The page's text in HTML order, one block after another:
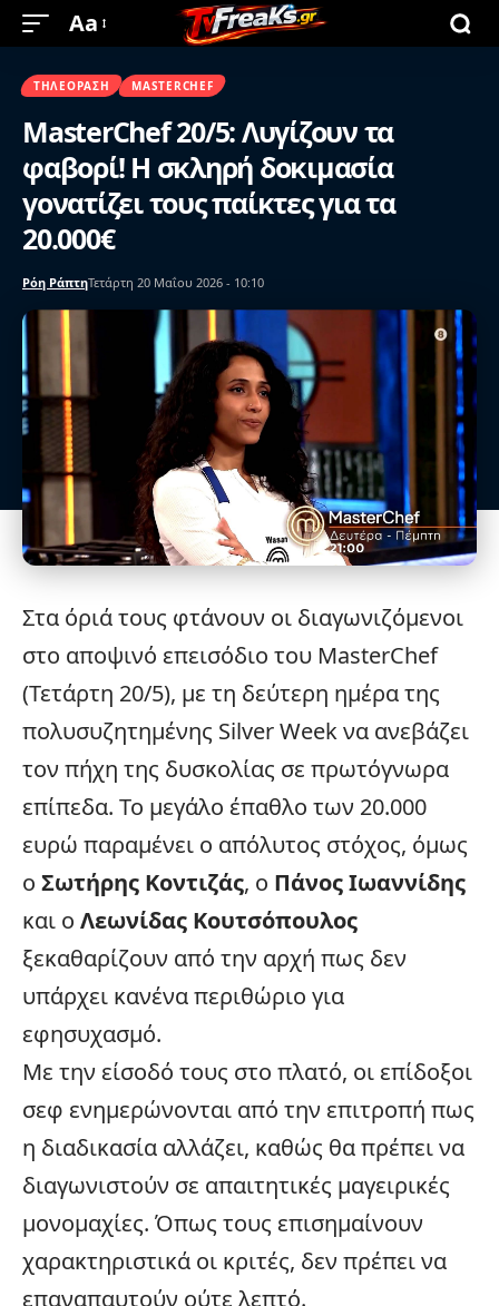
Aa
ΤΗΛΕΌΡΑΣΗ MASTERCHEF
MasterChef 20/5: Λυγίζουν τα
φαβορί! Η σκληρή δοκιμασία
γονατίζει τους παίκτες για τα
20.000€
Ρόη ΡάπτηΤετάρτη 20 Μαΐου 2026 - 10:10
Στα όριά τους φτάνουν οι διαγωνιζόμενοι
στο αποψινό επεισόδιο του MasterChef
(Τετάρτη 20/5), με τη δεύτερη ημέρα της
πολυσυζητημένης Silver Week να ανεβάζει
τον πήχη της δυσκολίας σε πρωτόγνωρα
επίπεδα. Το μεγάλο έπαθλο των 20.000
ευρώ παραμένει ο απόλυτος στόχος, όμως
ο Σωτήρης Κοντιζάς, ο Πάνος Ιωαννίδης
και ο Λεωνίδας Κουτσόπουλος
ξεκαθαρίζουν από την αρχή πως δεν
υπάρχει κανένα περιθώριο για
εφησυχασμό.
Με την είσοδό τους στο πλατό, οι επίδοξοι
σεφ ενημερώνονται από την επιτροπή πως
η διαδικασία αλλάζει, καθώς θα πρέπει να
διαγωνιστούν σε απαιτητικές μαγειρικές
μονομαχίες. Όπως τους επισημαίνουν
χαρακτηριστικά οι κριτές, δεν πρέπει να
επαναπαυτούν ούτε λεπτό.